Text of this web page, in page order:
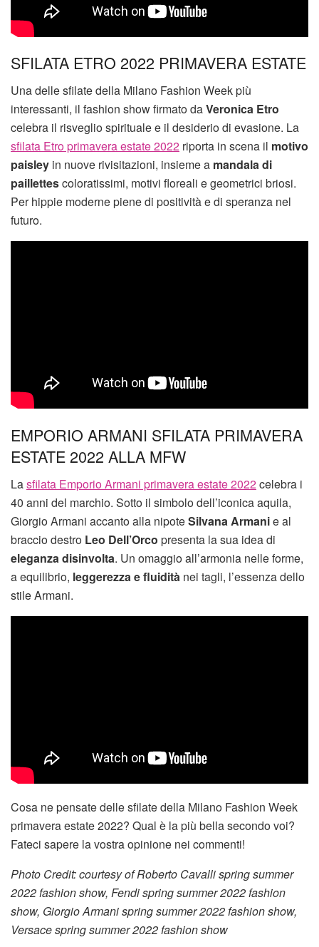
SFILATA ETRO 2022 PRIMAVERA ESTATE
Una delle sfilate della Milano Fashion Week più
interessanti, il fashion show firmato daVeronica Etro
celebra il risveglio spirituale e il desiderio di evasione. La
sfilata Etro primavera estate 2022 riporta in scena il motivo
paisley in nuove rivisitazioni, insieme a mandala di
paillettescoloratissimi, motivi floreali e geometrici briosi.
Per hippie moderne piene di positività e di speranza nel
futuro.
EMPORIO ARMANI SFILATA PRIMAVERA
ESTATE 2022 ALLA MFW
Lasfilata Emporio Armani primavera estate 2022celebra i
40 anni del marchio. Sotto il simbolo dell’iconica aquila,
Giorgio Armani accanto alla nipoteSilvana Armanie al
braccio destro Leo Dell’Orco presenta la sua idea di
eleganza disinvolta. Un omaggio all’armonia nelle forme,
a equilibrio, leggerezza e fluidità nei tagli, l’essenza dello
stile Armani.
Cosa ne pensate delle sfilate della Milano Fashion Week
primavera estate 2022? Qual è la più bella secondo voi?
Fateci sapere la vostra opinione nei commenti!
Photo Credit: courtesy of Roberto Cavalli spring summer
2022 fashion show, Fendi spring summer 2022 fashion
show, Giorgio Armani spring summer 2022 fashion show,
Versace spring summer 2022 fashion show